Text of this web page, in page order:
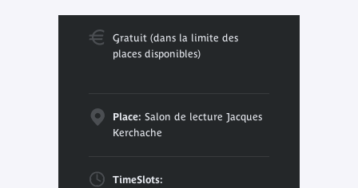
Gratuit (dans la limite des
places disponibles)
Place: Salon de lecture Jacques
Kerchache
TimeSlots: